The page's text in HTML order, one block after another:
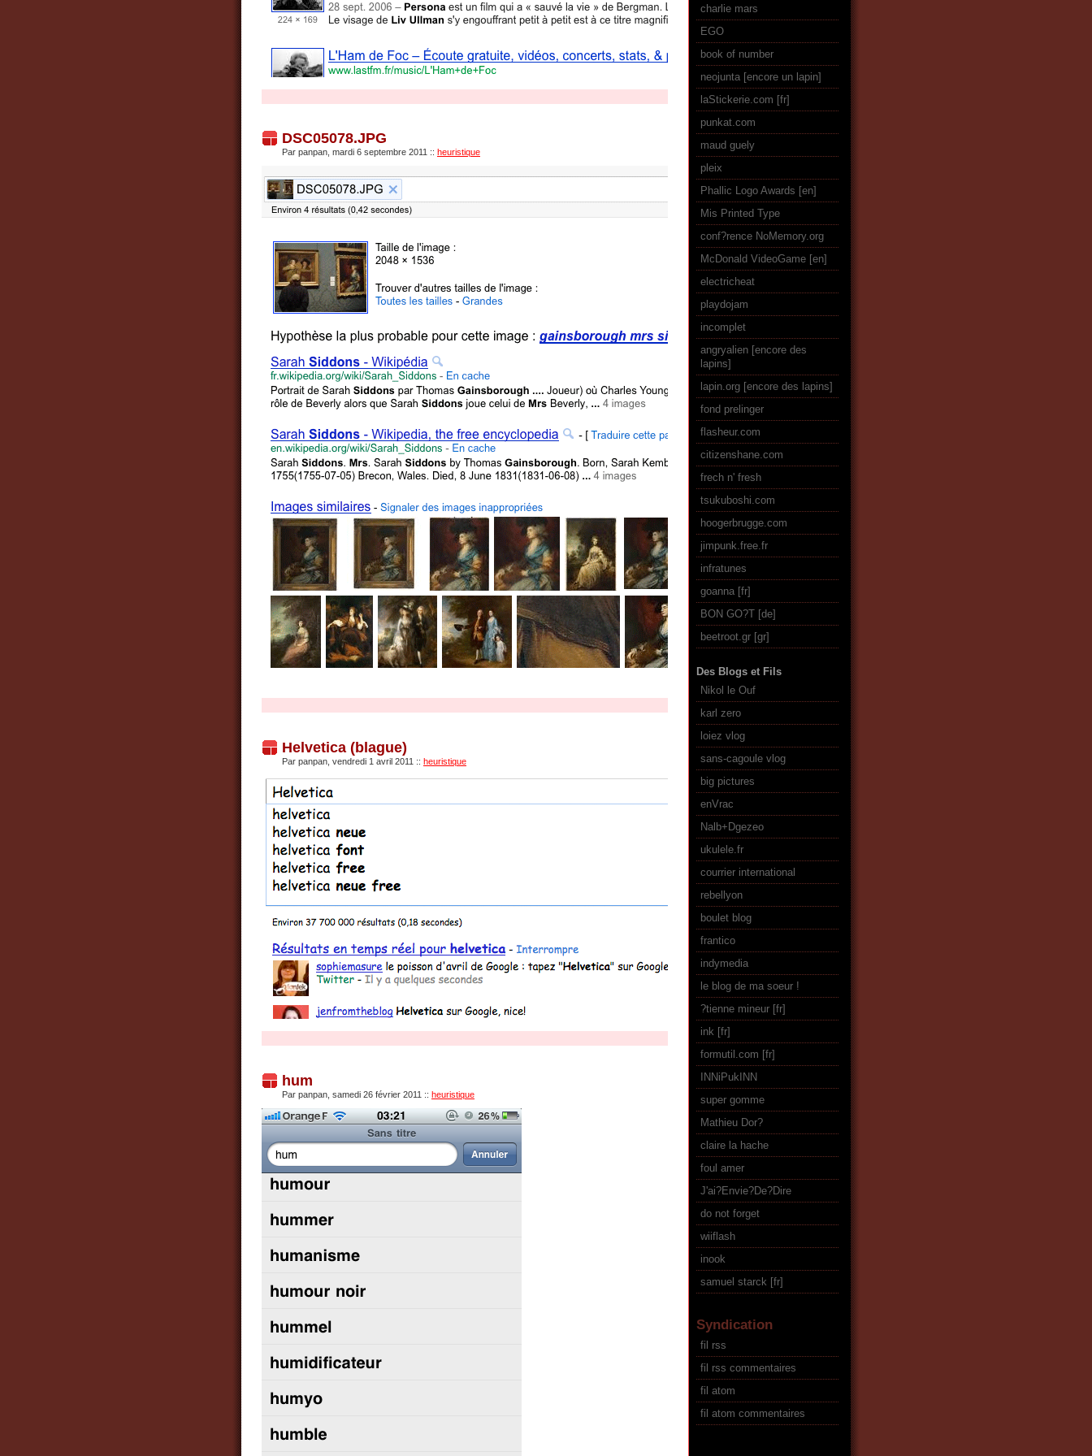
DSC05078.JPG
Par panpan, mardi 6 septembre 2011 :: heuristique
Helvetica (blague)
Par panpan, vendredi 1 avril 2011 :: heuristique
hum
Par panpan, samedi 26 février 2011 :: heuristique
charlie mars
EGO
book of number
neojunta [encore un lapin]
laStickerie.com
punkat.com
maud guely
pleix
Phallic Logo Awards
Mis Printed Type
conf?rence NoMemory.org
McDonald VideoGame
electricheat
playdojam
incomplet
angryalien [encore des
lapins]
lapin.org [encore des lapins]
fond prelinger
flasheur.com
citizenshane.com
frech n' fresh
tsukuboshi.com
hoogerbrugge.com
jimpunk.free.fr
infratunes
goanna
BON GO?T
beetroot.gr
Des Blogs et Fils
Nikol le Ouf
karl zero
loiez vlog
sans-cagoule vlog
big pictures
enVrac
Nalb+Dgezeo
ukulele.fr
courrier international
rebellyon
boulet blog
frantico
indymedia
le blog de ma soeur !
?tienne mineur
ink
formutil.com
INNiPukINN
super gomme
Mathieu Dor?
claire la hache
foul amer
J'ai?Envie?De?Dire
do not forget
wiiflash
inook
samuel starck
Syndication
fil rss
fil rss commentaires
fil atom
fil atom commentaires